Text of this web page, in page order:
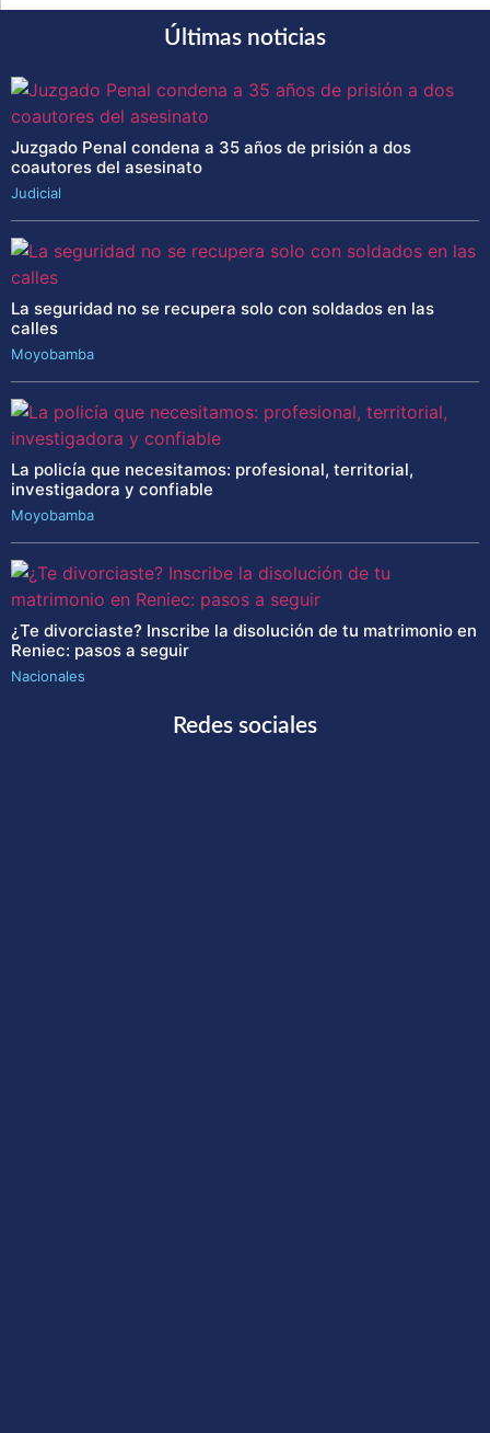
Últimas noticias
Juzgado Penal condena a 35 años de prisión a dos
coautores del asesinato
Judicial
La seguridad no se recupera solo con soldados en las
calles
Moyobamba
La policía que necesitamos: profesional, territorial,
investigadora y confiable
Moyobamba
¿Te divorciaste? Inscribe la disolución de tu matrimonio en
Reniec: pasos a seguir
Nacionales
Redes sociales